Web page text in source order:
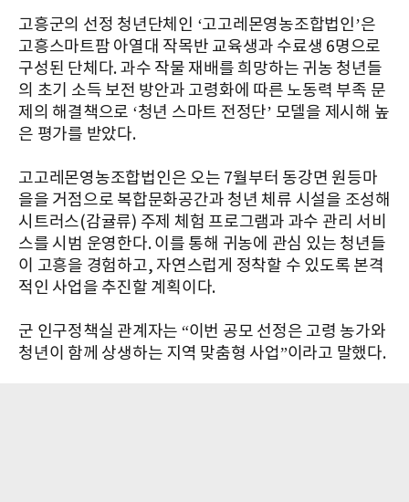
고흥군의 선정 청년단체인 ‘고고레몬영농조합법인’은
고흥스마트팜 아열대 작목반 교육생과 수료생 6명으로
구성된 단체다. 과수 작물 재배를 희망하는 귀농 청년들
의 초기 소득 보전 방안과 고령화에 따른 노동력 부족 문
제의 해결책으로 ‘청년 스마트 전정단’ 모델을 제시해 높
은 평가를 받았다.
고고레몬영농조합법인은 오는 7월부터 동강면 원등마
을을 거점으로 복합문화공간과 청년 체류 시설을 조성해
시트러스(감귤류) 주제 체험 프로그램과 과수 관리 서비
스를 시범 운영한다. 이를 통해 귀농에 관심 있는 청년들
이 고흥을 경험하고, 자연스럽게 정착할 수 있도록 본격
적인 사업을 추진할 계획이다.
군 인구정책실 관계자는 “이번 공모 선정은 고령 농가와
청년이 함께 상생하는 지역 맞춤형 사업”이라고 말했다.